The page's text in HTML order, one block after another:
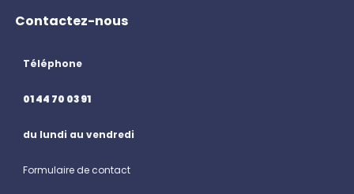
Contactez-nous
Téléphone
01 44 70 03 91
du lundi au vendredi
Formulaire de contact